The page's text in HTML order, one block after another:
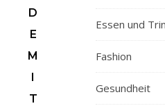
D
E
M
I
T
Essen und
Fashion
Gesundheit